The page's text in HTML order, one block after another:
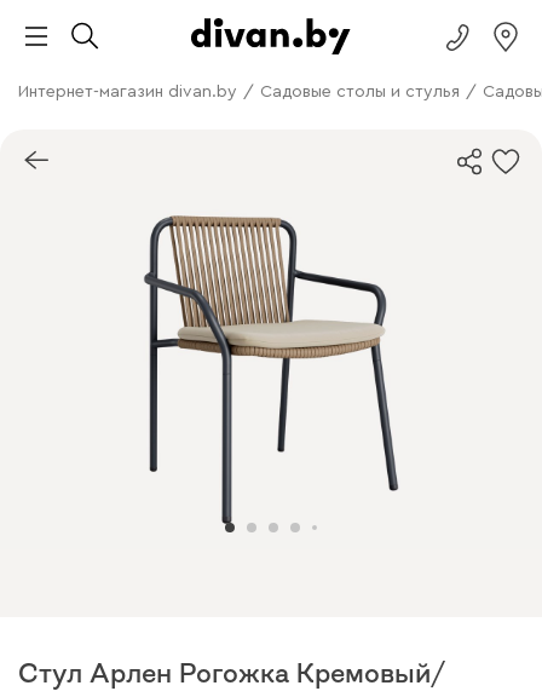
Интернет-магазин divan.by / Садовые столы и стулья /
Стул Арлен Рогожка Кремовый/